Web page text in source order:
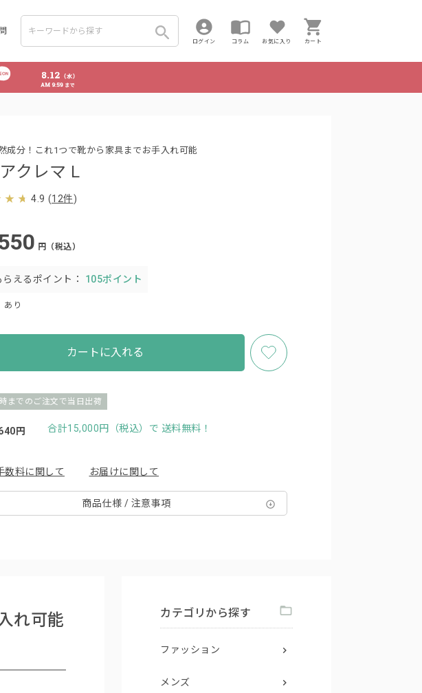
ログイン コラム お気に入り カート
クレマ L
成分！これ1つで靴から家具までお手入れ可能
4.9 (12件)
円（税込）
らえるポイント： 105ポイント
あり
カートに入れる
までのご注文で当日出荷
円 合計15,000円（税込）で 送料無料！
数料に関して お届けに関して
商品仕様 / 注意事項
れ可能 カテゴリから探す
ファッション
メンズ